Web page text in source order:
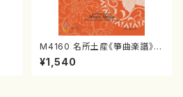
M4160 名所土産《箏曲楽譜》
（箏/宮城喜代子・宮城数江著・
宮城宗家監修/箏曲古典楽譜）
¥1,540